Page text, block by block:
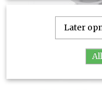
Later